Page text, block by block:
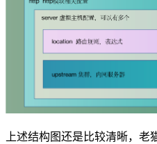
上述结构图还是比较清晰，老